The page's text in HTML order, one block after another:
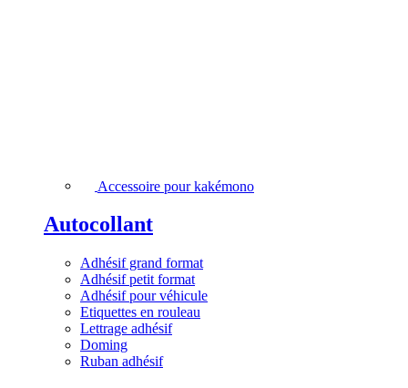
Accessoire pour kakémono
Autocollant
Adhésif grand format
Adhésif petit format
Adhésif pour véhicule
Etiquettes en rouleau
Lettrage adhésif
Doming
Ruban adhésif